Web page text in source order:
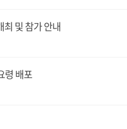
최 및 참가 안내
령 배포